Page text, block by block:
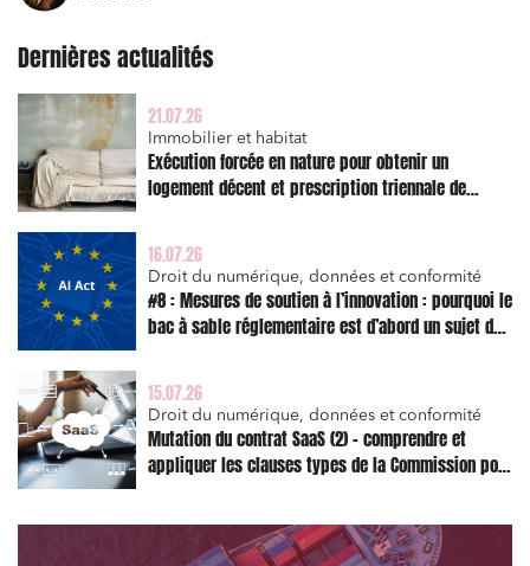
Dernières actualités
21.07.26
Immobilier et habitat
Exécution forcée en nature pour obtenir un
logement décent et prescription triennale de
16.07.26
Droit du numérique, données et conformité
#8 : Mesures de soutien à l’innovation : pourquoi le
bac à sable réglementaire est d’abord un sujet de
15.07.26
Droit du numérique, données et conformité
Mutation du contrat SaaS (2) – comprendre et
appliquer les clauses types de la Commission pour
J'ai lu et j'accepte la